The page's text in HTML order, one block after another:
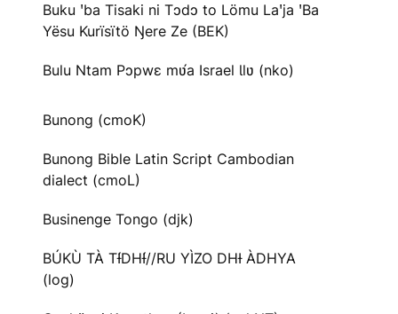
Buku ꞌba Tisaki ni Tɔdɔ to Lömu Laꞌja ꞌBa
Yësu Kurïsïtö Ŋere Ze (BEK)
Bulu Ntam Pɔpwɛ mʋ́a Israel Ɩlʋ (nko)
Bunong (cmoK)
Bunong Bible Latin Script Cambodian
dialect (cmoL)
Businenge Tongo (djk)
BÚKÙ TÀ TƗ́DHƗ́//RU YÌZO DHƗ ÀDHYA
(log)